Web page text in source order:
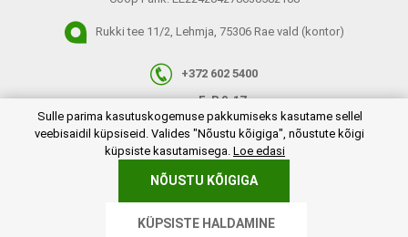
Rukki tee 11/2, Lehmja, 75306 Rae vald (kontor)
+372 602 5400
E-R 9-17
info@invaru.ee
Powered bynopCommerce
Sulle parima kasutuskogemuse pakkumiseks kasutame sellel
veebisaidil küpsiseid. Valides "Nõustu kõigiga", nõustute kõigi
küpsiste kasutamisega. Loe edasi
NÕUSTU KÕIGIGA
KÜPSISTE HALDAMINE